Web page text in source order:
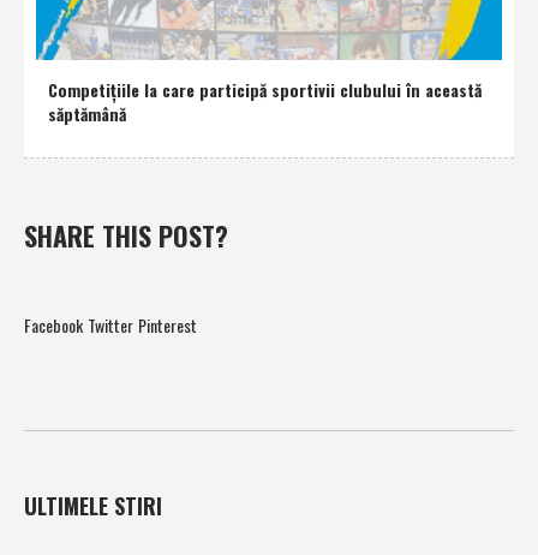
Competiţiile la care participă sportivii clubului în această
săptămână
SHARE THIS POST?
Facebook Twitter Pinterest
ULTIMELE STIRI